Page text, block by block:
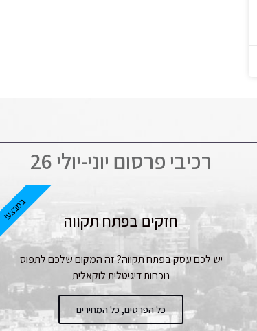
רכיבי פרסום יוני-יולי 26
חזקים בפתח תקווה
יש לכם עסק בפתח תקווה? זה המקום שלכם לתפוס
נוכחות דיגיטלית לוקאלית
כל הפרטים, כל המחירים
במבצע!